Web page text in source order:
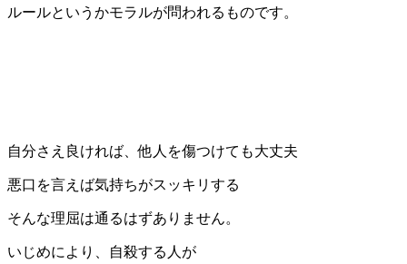
ルールというかモラルが問われるものです。
自分さえ良ければ、他人を傷つけても大丈夫
悪口を言えば気持ちがスッキリする
そんな理屈は通るはずありません。
いじめにより、自殺する人が